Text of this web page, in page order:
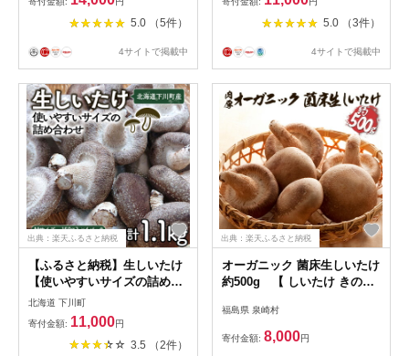
農業協同組合 高千穂地区本
5.0 （5件）
4サイトで掲載中
しいたけ 南魚沼 厚い 家庭用
きのこ 食材 グルメ 料理 家庭
冬季 食材 エグ味がない 菌床
5.0 （3件）
4サイトで掲載中
出典：楽天ふるさと納税
【ふるさと納税】生しいたけ
【使いやすいサイズの詰め合
わせ】800g Mサイズ(100g×4
パック) Lサイズ(200g×2パッ
ク) 軸太 肉厚 椎茸 シイタケ
野菜 やさい 故郷 ふるさと 納
北海道 下川町
寄付金額: 11,000円
3.5 （2件）
出典：楽天ふるさと納税
オーガニック 菌床生しいたけ
約500g 【 しいたけ きのこ
認定 食物繊維 ビタミン ミネ
ラル 】
福島県 泉崎村
寄付金額: 8,000円